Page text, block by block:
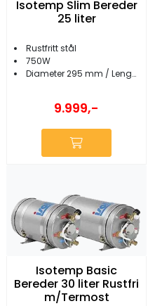
Isotemp Slim Bereder
25 liter
Rustfritt stål
750W
Diameter 295 mm / Lengde 785 mm
9.999,-
Isotemp Basic
Bereder 30 liter Rustfri
m/Termost